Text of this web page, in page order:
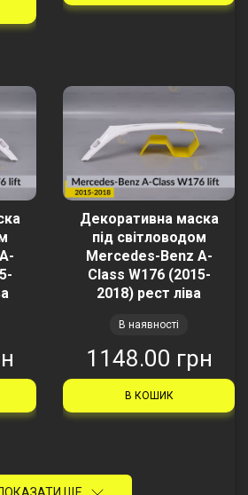
Декоративна маска
під світловодом
Mercedes-Benz A-
Class W176 (2015-
2018) рест ліва
В наявності
1148.00 грн
В КОШИК